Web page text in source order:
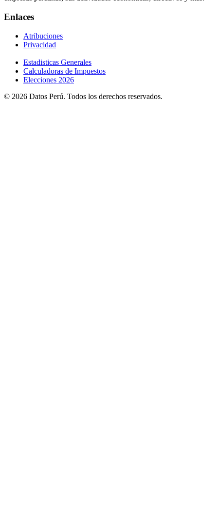
Enlaces
Atribuciones
Privacidad
Estadisticas Generales
Calculadoras de Impuestos
Elecciones 2026
© 2026 Datos Perú. Todos los derechos reservados.